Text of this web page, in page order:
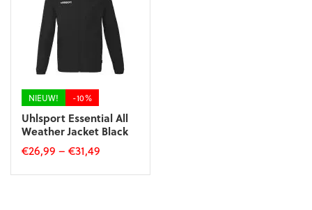
NIEUW! -10%
Uhlsport Essential All
Weather Jacket Black
€26,99 – €31,49